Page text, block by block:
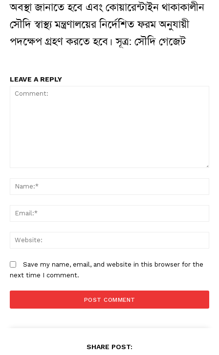
অবস্থা জানাতে হবে এবং কোয়ারেন্টাইন থাকাকালীন
সৌদি স্বাস্থ্য মন্ত্রণালয়ের নির্দেশিত ফরম অনুযায়ী
পদক্ষেপ গ্রহণ করতে হবে। সূত্র: সৌদি গেজেট
LEAVE A REPLY
Save my name, email, and website in this browser for the
next time I comment.
SHARE POST: